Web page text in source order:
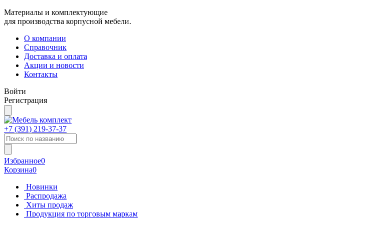
Материалы и комплектующие
для производства корпусной мебели.
О компании
Справочник
Доставка и оплата
Акции и новости
Контакты
Войти
Регистрация
+7 (391) 219-37-37
Избранное0
Корзина0
Новинки
Распродажа
Хиты продаж
Продукция по торговым маркам